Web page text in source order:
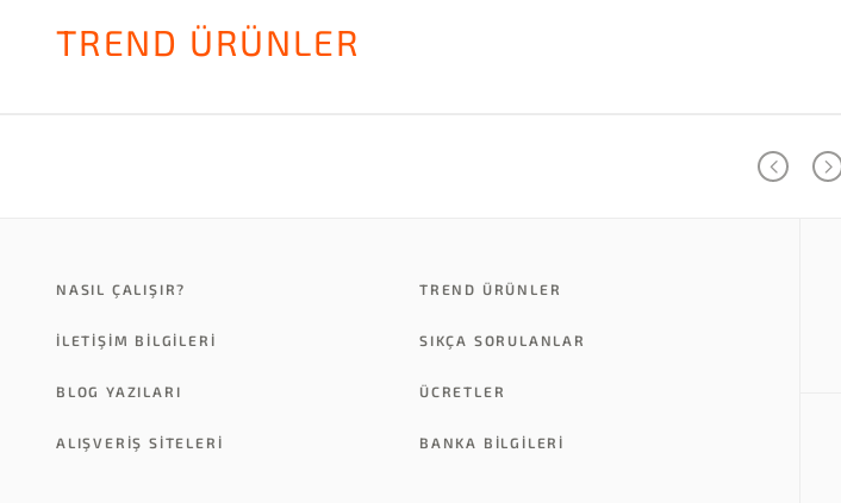
TREND ÜRÜNLER
NASIL ÇALIŞIR? TREND ÜRÜNLER
İLETİŞİM BİLGİLERİ SIKÇA SORULANLAR
BLOG YAZILARI ÜCRETLER
ALIŞVERİŞ SİTELERİ BANKA BILGILERI